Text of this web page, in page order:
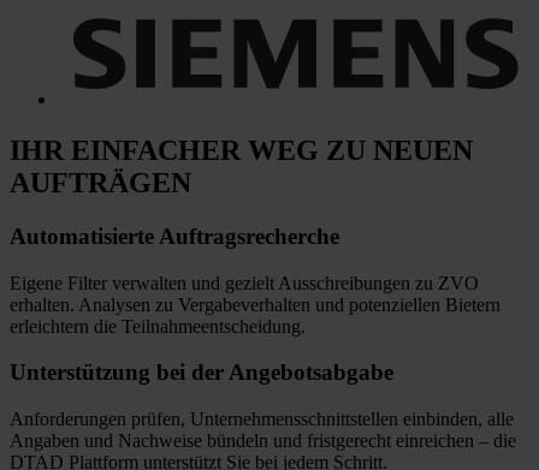
IHR EINFACHER WEG ZU NEUEN
AUFTRÄGEN
Automatisierte Auftragsrecherche
Eigene Filter verwalten und gezielt Ausschreibungen zu ZVO
erhalten. Analysen zu Vergabeverhalten und potenziellen Bietern
erleichtern die Teilnahmeentscheidung.
Unterstützung bei der Angebotsabgabe
Anforderungen prüfen, Unternehmensschnittstellen einbinden, alle
Angaben und Nachweise bündeln und fristgerecht einreichen – die
DTAD Plattform unterstützt Sie bei jedem Schritt.